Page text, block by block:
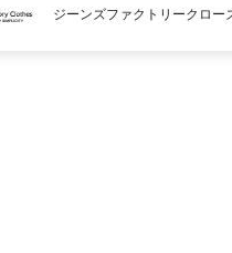
ジーンズファクトリークロー